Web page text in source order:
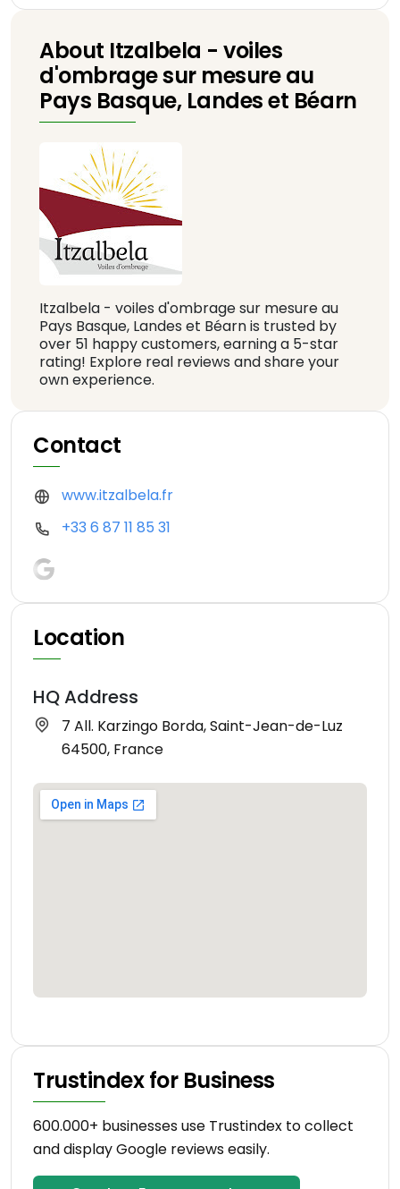
About Itzalbela - voiles
d'ombrage sur mesure au
Pays Basque, Landes et Béarn
Itzalbela - voiles d'ombrage sur mesure au
Pays Basque, Landes et Béarn is trusted by
over 51 happy customers, earning a 5-star
rating! Explore real reviews and share your
own experience.
Contact
www.itzalbela.fr
+33 6 87 11 85 31
Location
HQ Address
7 All. Karzingo Borda, Saint-Jean-de-Luz
64500, France
Trustindex for Business
600.000+ businesses use Trustindex to collect
and display Google reviews easily.